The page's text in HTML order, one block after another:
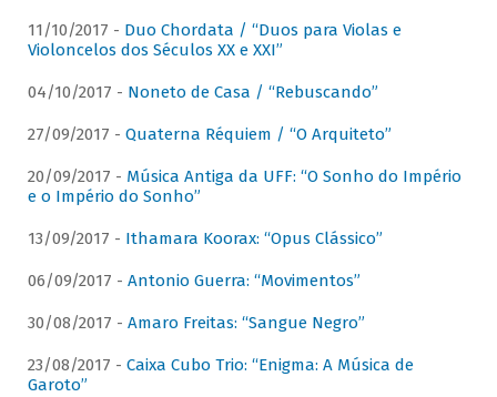
11/10/2017 - Duo Chordata / “Duos para Violas e
Violoncelos dos Séculos XX e XXI”
04/10/2017 - Noneto de Casa / “Rebuscando”
27/09/2017 - Quaterna Réquiem / “O Arquiteto”
20/09/2017 - Música Antiga da UFF: “O Sonho do Império
e o Império do Sonho”
13/09/2017 - Ithamara Koorax: “Opus Clássico”
06/09/2017 - Antonio Guerra: “Movimentos”
30/08/2017 - Amaro Freitas: “Sangue Negro”
23/08/2017 - Caixa Cubo Trio: “Enigma: A Música de
Garoto”